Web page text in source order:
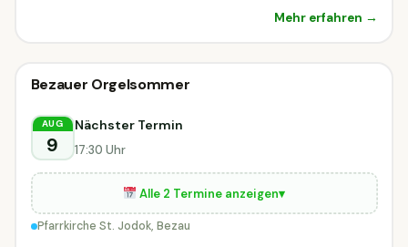
Mehr erfahren →
Klassik-Konzert
Bezau
Klassik-Konzert
Bezauer Orgelsommer
AUG
9
Nächster Termin
17:30 Uhr
Alle 2 Termine anzeigen▾
Pfarrkirche St. Jodok, Bezau